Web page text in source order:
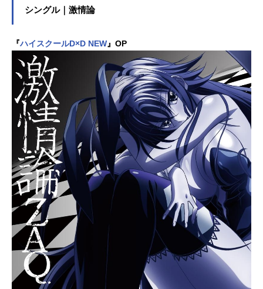
シングル｜激情論
『ハイスクールD×D NEW』OP